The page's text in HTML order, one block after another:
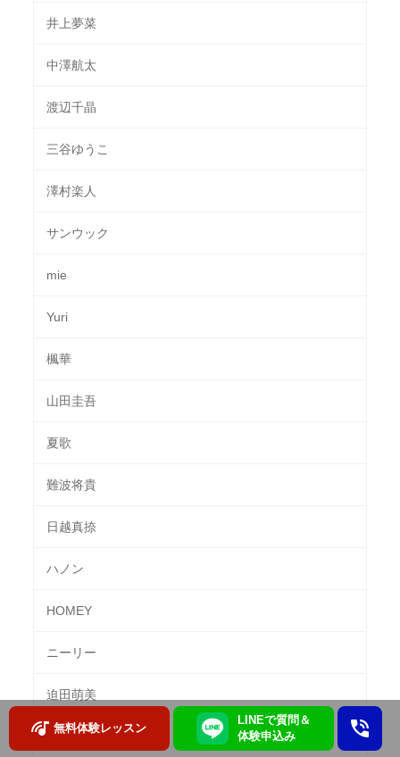
無料体験レッスン
LINEで質問＆
体験申込み
井上夢菜
中澤航太
渡辺千晶
三谷ゆうこ
澤村楽人
サンウック
mie
Yuri
楓華
山田圭吾
夏歌
難波将貴
日越真捺
ハノン
HOMEY
ニーリー
迫田萌美
小川明子